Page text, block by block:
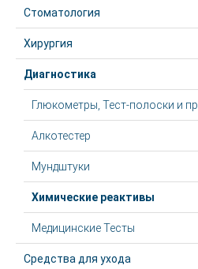
Стоматология
Хирургия
Диагностика
Глюкометры, Тест-полоски и пр.
Алкотестер
Мундштуки
Химические реактивы
Медицинские Тесты
Средства для ухода